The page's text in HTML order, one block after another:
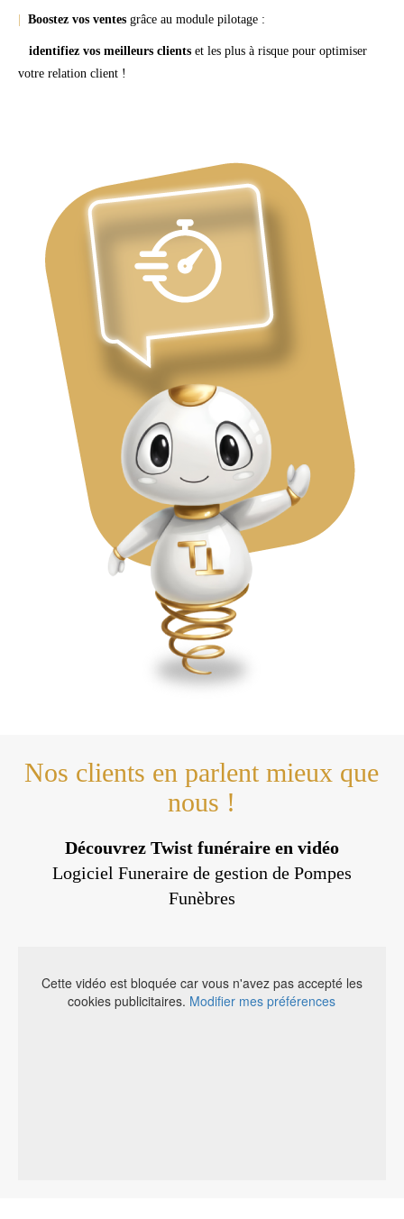
| Boostez vos ventes grâce au module pilotage :
identifiez vos meilleurs clients et les plus à risque pour optimiser
votre relation client !
Nos clients en parlent mieux que
nous !
Découvrez Twist funéraire en vidéo
Logiciel Funeraire de gestion de Pompes
Funèbres
Cette vidéo est bloquée car vous n'avez pas accepté les
cookies publicitaires. Modifier mes préférences